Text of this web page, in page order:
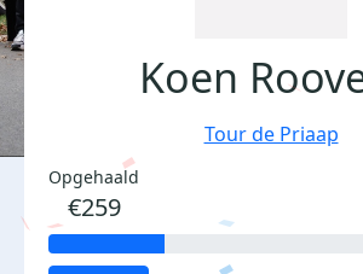
Koen
Tour de Priaap
Opgehaald
€259